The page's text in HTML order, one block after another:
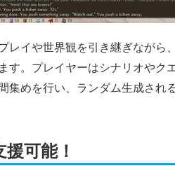
レイや世界観を引き継ぎながら
す。プレイヤーはシナリオやク
集めを行い、ランダム生成され
可能！